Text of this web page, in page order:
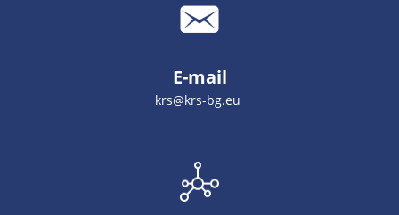
E-mail
krs@krs-bg.eu